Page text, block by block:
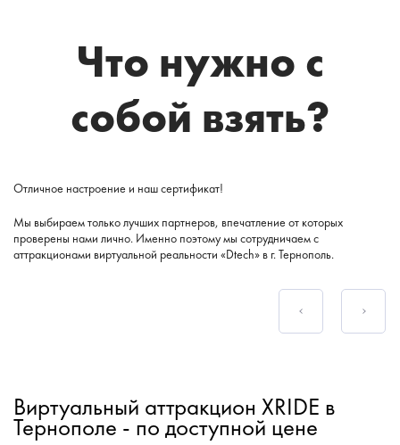
Что нужно с
собой взять?
Отличное настроение и наш сертификат!
Мы выбираем только лучших партнеров, впечатление от которых
проверены нами лично. Именно поэтому мы сотрудничаем с
аттракционами виртуальной реальности «Dtech» в г. Тернополь.
Виртуальный аттракцион XRIDE в
Тернополе - по доступной цене